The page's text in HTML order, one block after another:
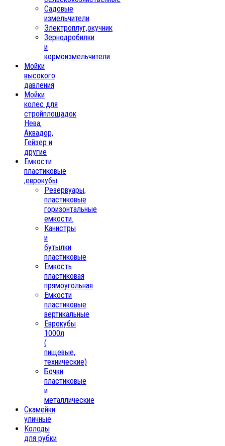
Садовые
измельчители
Электроплуг,окучник
Зернодробилки
и
кормоизмельчители
Мойки
высокого
давления
Мойки
колес для
стройплощадок
Нева,
Аквадор,
Гейзер и
другие
Емкости
пластиковые
,еврокубы
Резервуары,
пластиковые
горизонтальные
емкости.
Канистры
и
бутылки
пластиковые
Емкость
пластиковая
прямоугольная
Емкости
пластиковые
вертикальные
Еврокубы
1000л
(
пищевые,
технические)
Бочки
пластиковые
и
металлические
Скамейки
уличные
Колоды
для рубки